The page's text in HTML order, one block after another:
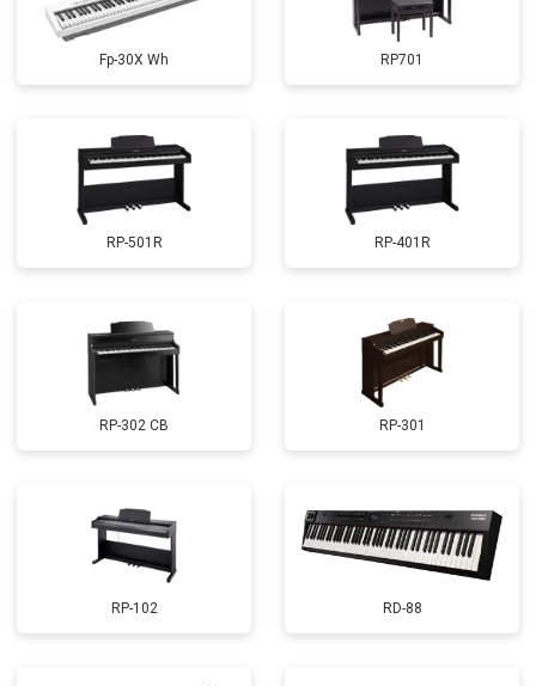
Fp-30X Wh RP701
RP-501R RP-401R
RP-302 CB RP-301
RP-102 RD-88